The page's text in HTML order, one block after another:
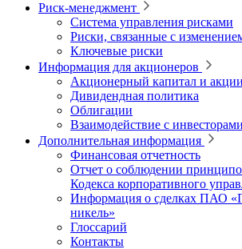
Риск-менеджмент
Система управления рисками
Риски, связанные с
Ключевые риски
Информация для акционеров
Акционерный капитал и акции
Дивидендная политика
Облигации
Взаимодействие с инвесторами
Дополнительная информация
Финансовая отчетность
Отчет о соблюдении
Кодекса корпоративного
Информация о сделках ПАО
никель»
Глоссарий
Контакты